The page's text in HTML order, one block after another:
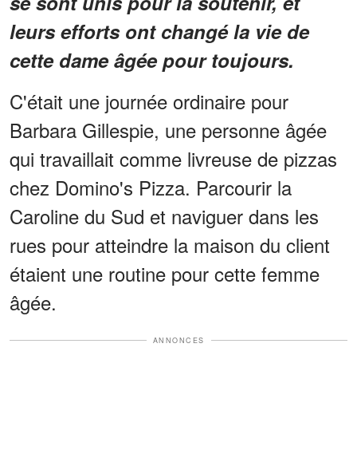
leurs efforts ont changé la vie de
cette dame âgée pour toujours.
C'était une journée ordinaire pour
Barbara Gillespie, une personne âgée
qui travaillait comme livreuse de pizzas
chez Domino's Pizza. Parcourir la
Caroline du Sud et naviguer dans les
rues pour atteindre la maison du client
étaient une routine pour cette femme
âgée.
ANNONCES